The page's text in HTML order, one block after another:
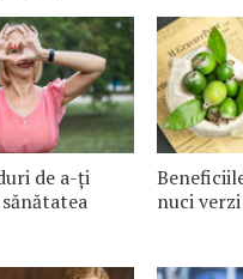
de a-ți
nuci